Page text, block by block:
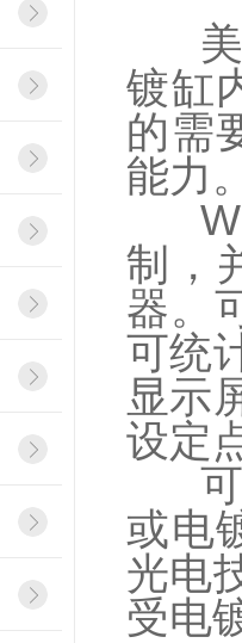
镀缸
的需
能力
制，
器。
可统
显示
设定
或电
光电
受电